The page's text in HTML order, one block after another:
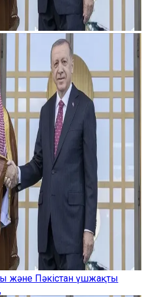
және Пәкістан үшжақты